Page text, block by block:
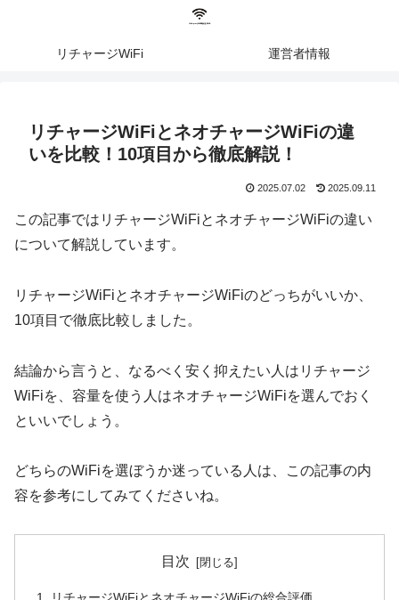
リチャージWiFi 運営者情報
リチャージWiFiとネオチャージWiFiの違
いを比較！10項目から徹底解説！
2025.07.02 2025.09.11
この記事ではリチャージWiFiとネオチャージWiFiの違い
について解説しています。
リチャージWiFiとネオチャージWiFiのどっちがいいか、
10項目で徹底比較しました。
結論から言うと、なるべく安く抑えたい人はリチャージ
WiFiを、容量を使う人はネオチャージWiFiを選んでおく
といいでしょう。
どちらのWiFiを選ぼうか迷っている人は、この記事の内
容を参考にしてみてくださいね。
目次
リチャージWiFiとネオチャージWiFiの総合評価